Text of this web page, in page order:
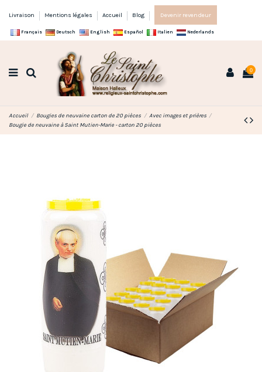
Livraison Mentions légales Accueil Blog Devenir revendeur
Français Deutsch English Español Italien Nederlands
0
Accueil Bougies de neuvaine carton de 20 pièces
Avec images et prières
Bougie de neuvaine à Saint Mutien-Marie - carton 20 pièces